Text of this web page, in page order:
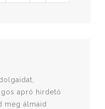
apró hirdető
meg álmaid